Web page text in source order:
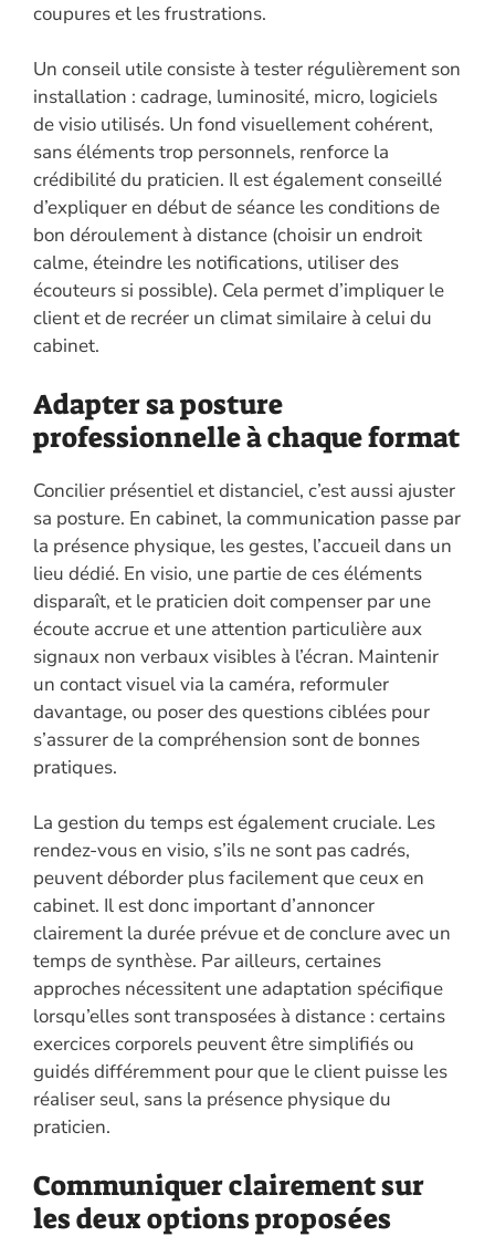
coupures et les frustrations.
Un conseil utile consiste à tester régulièrement son
installation : cadrage, luminosité, micro, logiciels
de visio utilisés. Un fond visuellement cohérent,
sans éléments trop personnels, renforce la
crédibilité du praticien. Il est également conseillé
d’expliquer en début de séance les conditions de
bon déroulement à distance (choisir un endroit
calme, éteindre les notifications, utiliser des
écouteurs si possible). Cela permet d’impliquer le
client et de recréer un climat similaire à celui du
cabinet.
Adapter sa posture
professionnelle à chaque format
Concilier présentiel et distanciel, c’est aussi ajuster
sa posture. En cabinet, la communication passe par
la présence physique, les gestes, l’accueil dans un
lieu dédié. En visio, une partie de ces éléments
disparaît, et le praticien doit compenser par une
écoute accrue et une attention particulière aux
signaux non verbaux visibles à l’écran. Maintenir
un contact visuel via la caméra, reformuler
davantage, ou poser des questions ciblées pour
s’assurer de la compréhension sont de bonnes
pratiques.
La gestion du temps est également cruciale. Les
rendez-vous en visio, s’ils ne sont pas cadrés,
peuvent déborder plus facilement que ceux en
cabinet. Il est donc important d’annoncer
clairement la durée prévue et de conclure avec un
temps de synthèse. Par ailleurs, certaines
approches nécessitent une adaptation spécifique
lorsqu’elles sont transposées à distance : certains
exercices corporels peuvent être simplifiés ou
guidés différemment pour que le client puisse les
réaliser seul, sans la présence physique du
praticien.
Communiquer clairement sur
les deux options proposées